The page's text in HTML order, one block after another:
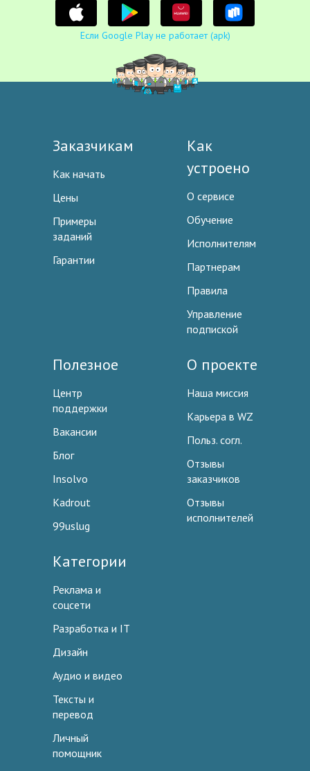
Если Google Play не работает (apk)
Заказчикам
Как начать
Цены
Примеры
заданий
Гарантии
Как
устроено
О сервисе
Обучение
Исполнителям
Партнерам
Правила
Управление
подпиской
Полезное
Центр
поддержки
Вакансии
Блог
Insolvo
Kadrout
99uslug
О проекте
Наша миссия
Карьера в WZ
Польз. согл.
Отзывы
заказчиков
Отзывы
исполнителей
Категории
Реклама и
соцсети
Разработка и IT
Дизайн
Аудио и видео
Тексты и
перевод
Личный
помощник